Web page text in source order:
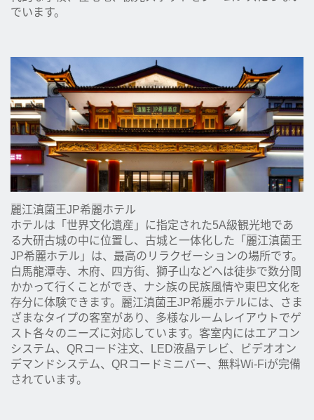
でいます。
麗江滇菌王JP希麗ホテル
ホテルは「世界文化遺産」に指定された5A級観光地であ
る大研古城の中に位置し、古城と一体化した「麗江滇菌王
JP希麗ホテル」は、最高のリラクゼーションの場所です。
白馬龍潭寺、木府、四方街、獅子山などへは徒歩で数分間
かかって行くことができ、ナシ族の民族風情や東巴文化を
存分に体験できます。麗江滇菌王JP希麗ホテルには、さま
ざまなタイプの客室があり、多様なルームレイアウトでゲ
スト各々のニーズに対応しています。客室内にはエアコン
システム、QRコード注文、LED液晶テレビ、ビデオオン
デマンドシステム、QRコードミニバー、無料Wi-Fiが完備
されています。